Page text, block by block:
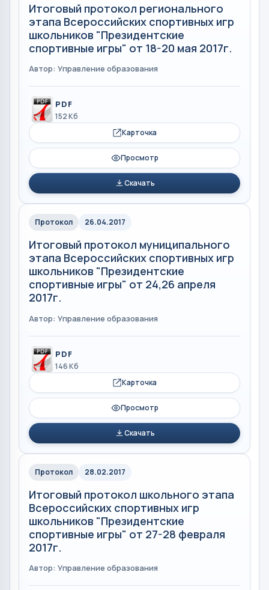
Итоговый протокол регионального
этапа Всероссийских спортивных игр
школьников "Президентские
спортивные игры" от 18-20 мая 2017г.
Автор: Управление образования
PDF
152 Кб
Карточка
Просмотр
Скачать
Протокол 26.04.2017
Итоговый протокол муниципального
этапа Всероссийских спортивных игр
школьников "Президентские
спортивные игры" от 24,26 апреля
2017г.
Автор: Управление образования
PDF
146 Кб
Карточка
Просмотр
Скачать
Протокол 28.02.2017
Итоговый протокол школьного этапа
Всероссийских спортивных игр
школьников "Президентские
спортивные игры" от 27-28 февраля
2017г.
Автор: Управление образования